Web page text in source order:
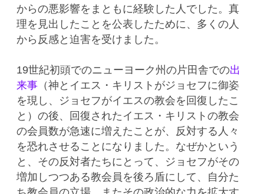
からの悪影響をまともに経験した人でした。真
理を見出したことを公表したために、多くの人
から反感と迫害を受けました。
19世紀初頭でのニューヨーク州の片田舎での出
来事 （神とイエス・キリストがジョセフに御姿
を現し、ジョセフがイエスの教会を回復したこ
と）の後、回復されたイエス・キリストの教会
の会員数が急速に増えたことが、反対する人々
を恐れさせることになりました。なぜかという
と、その反対者たちにとって、ジョセフがその
増加しつつある教会員を後ろ盾にして、自分た